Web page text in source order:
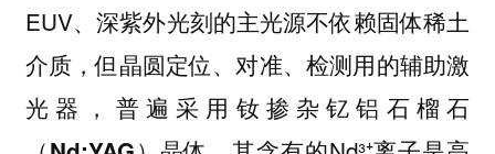
EUV、深紫外光刻的主光源不依赖固体稀土
介质，但晶圆定位、对准、检测用的辅助激
光器，普遍采用 钕掺杂钇铝石榴石